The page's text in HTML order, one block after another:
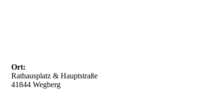
Ort:
Rathausplatz & Hauptstraße
41844 Wegberg